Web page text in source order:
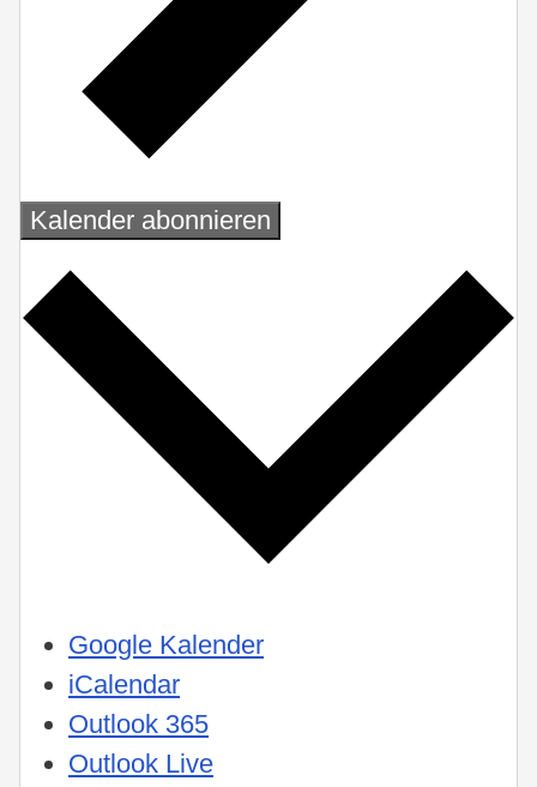
Kalender abonnieren
Google Kalender
iCalendar
Outlook 365
Outlook Live